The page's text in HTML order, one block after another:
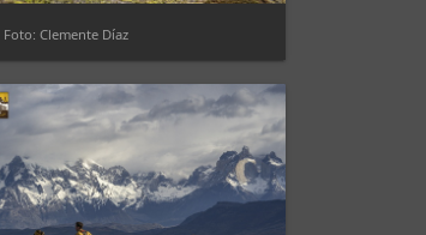
Foto: Clemente Díaz